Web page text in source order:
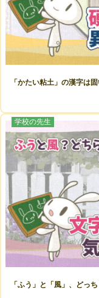
「かたい粘土」の漢字は
学校の先生
「ふう」と「風」、どっ